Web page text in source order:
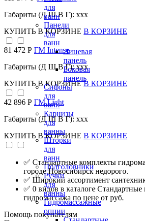
для
ванн
Панели
для
ванн
Лицевая
панель
Боковая
панель
Сифоны
для
ванн
Карнизы
для
ванны
Шторки
для
ванн
Подголовники
Ручки
для
ванны
Гидромассажные
опции
Габариты (Д Ш В Г): xxx
КУПИТЬ В КОРЗИНЕ В КОРЗИНЕ
81 472 Р ГМ Intense
Габариты (Д Ш В Г): xxx
КУПИТЬ В КОРЗИНЕ В КОРЗИНЕ
42 896 Р ГМ Light
Габариты (Д Ш В Г): xxx
КУПИТЬ В КОРЗИНЕ В КОРЗИНЕ
✅ Стандартные комплекты
городе Новосибирск недорого.
✅ Широкий ассортимент
✅ 0 видов в каталоге
гидромассажа по цене от руб.
Помощь покупателям